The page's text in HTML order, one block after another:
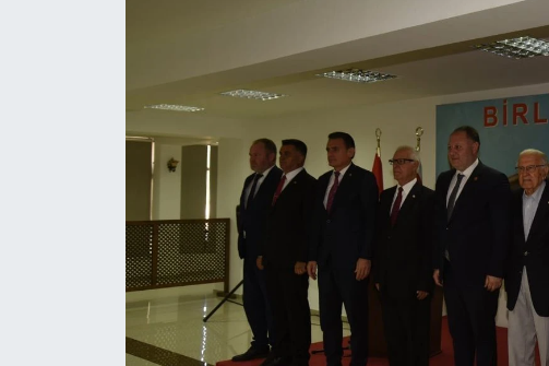
GÜNEY KIBRIS
İÇ HABERLER
KÜLTÜR SANAT